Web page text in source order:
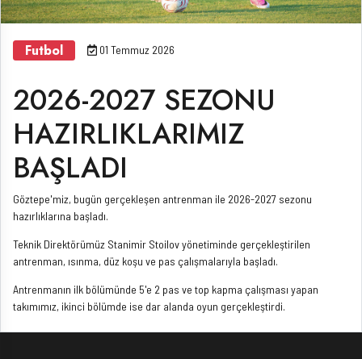
Futbol 01 Temmuz 2026
2026-2027 SEZONU
HAZIRLIKLARIMIZ
BAŞLADI
Göztepe'miz, bugün gerçekleşen antrenman ile 2026-2027 sezonu
hazırlıklarına başladı.
Teknik Direktörümüz Stanimir Stoilov yönetiminde gerçekleştirilen
antrenman, ısınma, düz koşu ve pas çalışmalarıyla başladı.
Antrenmanın ilk bölümünde 5'e 2 pas ve top kapma çalışması yapan
takımımız, ikinci bölümde ise dar alanda oyun gerçekleştirdi.